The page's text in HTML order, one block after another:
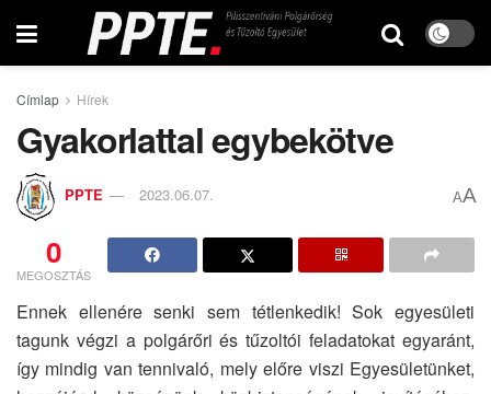
Címlap Hírek
Gyakorlattal egybekötve
PPTE 2023.06.07. AA
0
MEGOSZTÁS
Ennek ellenére senki sem tétlenkedik! Sok egyesületi
tagunk végzi a polgárőri és tűzoltói feladatokat egyaránt,
így mindig van tennivaló, mely előre viszi Egyesületünket,